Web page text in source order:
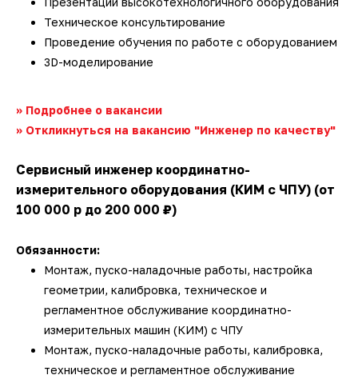
Техническое консультирование
Проведение обучения по работе с оборудованием
3D-моделирование
>> Подробнее о вакансии
>> Откликнуться на вакансию "Инженер по качеству"
Сервисный инженер координатно-
измерительного оборудования (КИМ с ЧПУ) (от
100 000 p до 200 000 ₽)
Обязанности:
Монтаж, пуско-наладочные работы, настройка
геометрии, калибровка, техническое и
регламентное обслуживание координатно-
измерительных машин (КИМ) с ЧПУ
Монтаж, пуско-наладочные работы, калибровка,
техническое и регламентное обслуживание